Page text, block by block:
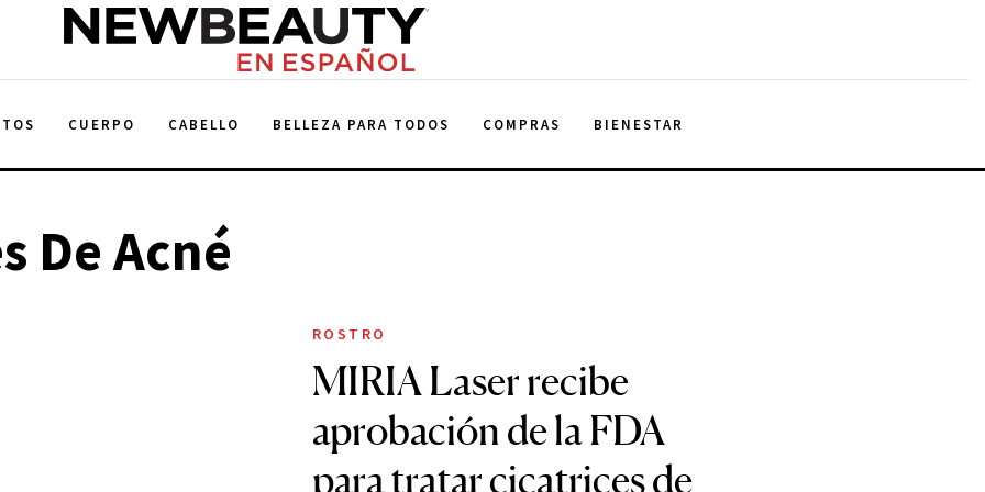
NewBeauty
CUERPO CABELLO BELLEZA PARA TODOS COMPRAS BIENESTAR
De Acné
ROSTRO
MIRIA Laser recibe
aprobación de la FDA
para tratar cicatrices de